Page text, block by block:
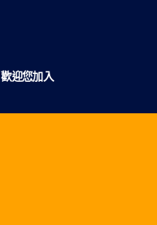
歡迎您加入